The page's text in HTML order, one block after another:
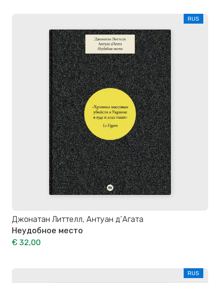
RUS
Джонатан Литтелл, Антуан д’Агата
Неудобное место
€ 32,00
RUS